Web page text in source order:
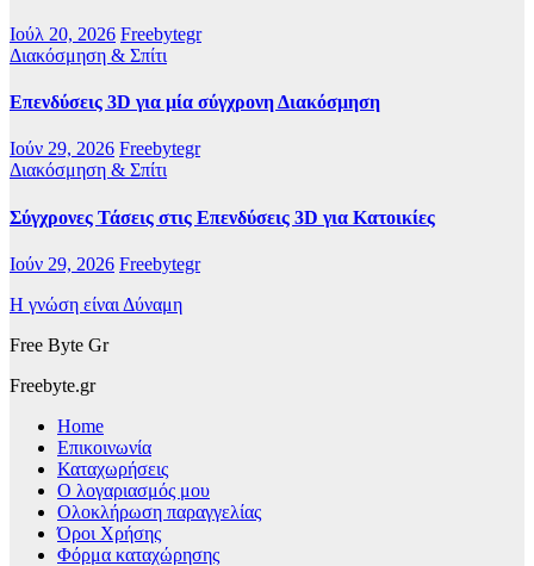
Ιούλ 20, 2026 Freebytegr
Διακόσμηση & Σπίτι
Επενδύσεις 3D για μία σύγχρονη Διακόσμηση
Ιούν 29, 2026 Freebytegr
Διακόσμηση & Σπίτι
Σύγχρονες Τάσεις στις Επενδύσεις 3D για Κατοικίες
Ιούν 29, 2026 Freebytegr
Η γνώση είναι Δύναμη
Free Byte Gr
Freebyte.gr
Home
Επικοινωνία
Καταχωρήσεις
Ο λογαριασμός μου
Ολοκλήρωση παραγγελίας
Όροι Χρήσης
Φόρμα καταχώρησης